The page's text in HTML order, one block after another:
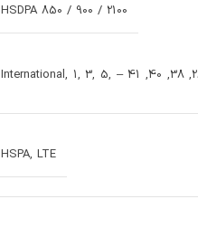
HSDPA 850 / 900 / 2100
1, 3, 5, 7, 8, 20, 28, 38, 40, 41 – International, 1, 3, 5,
HSPA, LTE